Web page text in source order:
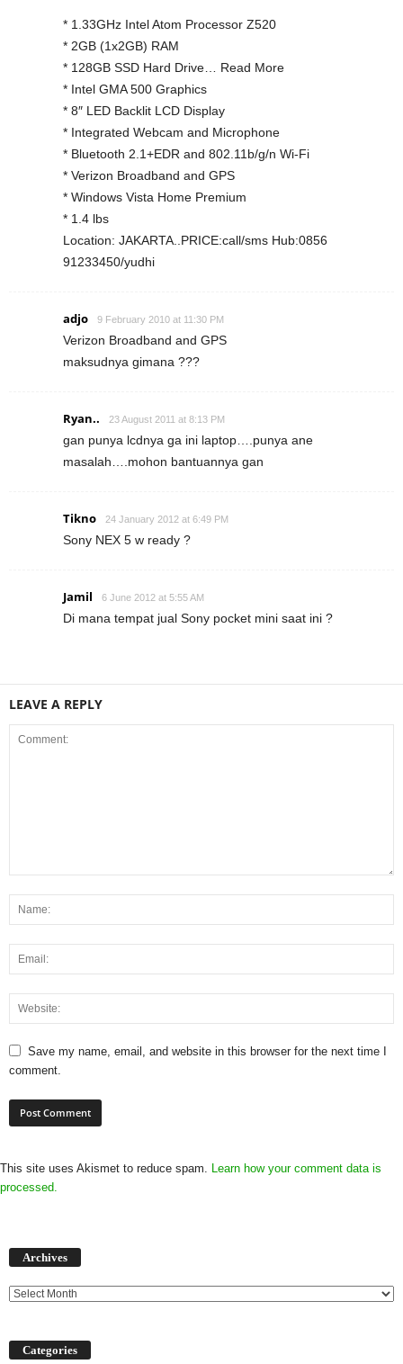
* 1.33GHz Intel Atom Processor Z520
* 2GB (1x2GB) RAM
* 128GB SSD Hard Drive… Read More
* Intel GMA 500 Graphics
* 8″ LED Backlit LCD Display
* Integrated Webcam and Microphone
* Bluetooth 2.1+EDR and 802.11b/g/n Wi-Fi
* Verizon Broadband and GPS
* Windows Vista Home Premium
* 1.4 lbs
Location: JAKARTA..PRICE:call/sms Hub:0856
91233450/yudhi
adjo 9 February 2010 at 11:30 PM
Verizon Broadband and GPS
maksudnya gimana ???
Ryan.. 23 August 2011 at 8:13 PM
gan punya lcdnya ga ini laptop….punya ane
masalah….mohon bantuannya gan
Tikno 24 January 2012 at 6:49 PM
Sony NEX 5 w ready ?
Jamil 6 June 2012 at 5:55 AM
Di mana tempat jual Sony pocket mini saat ini ?
LEAVE A REPLY
Save my name, email, and website in this browser for the next time I
comment.
This site uses Akismet to reduce spam. Learn how your comment data is
processed.
Archives
Categories